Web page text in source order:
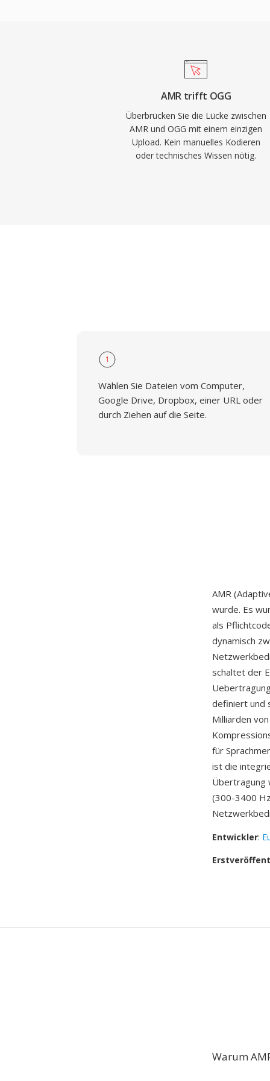
Codec aus genau diesem Grund. Das
Qualitätsverluste bei niedrigen Bitraten
Konkurrenten, weshalb es in
Speicher knapp ist und Tausende
konkurrieren. VLC, Firefox, Chrome und
Vorbis-Dekodierung.
AMR trifft OGG
Überbrücken Sie die Lücke zwischen
AMR und OGG mit einem einzigen
Upload. Kein manuelles Kodieren
oder technisches Wissen nötig.
1
Wählen Sie Dateien vom Computer,
Google Drive, Dropbox, einer URL oder
durch Ziehen auf die Seite.
AMR
wurde. Es
als
dynamisch
schaltet der
definiert und
Milliarden
für
ist die
Übertragung
(300-3400
Entwickler:
Warum